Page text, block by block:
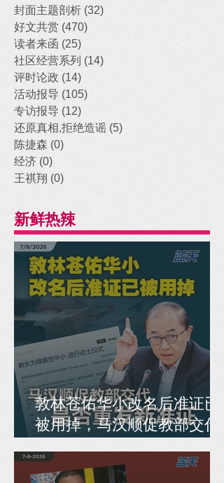
封面主题剖析 (32)
好文共赏 (470)
读者来函 (25)
社区经营系列 (14)
评时论政 (14)
活动报导 (105)
专访报导 (12)
还原真相,拒绝造谣 (5)
陈捷森 (0)
经济 (0)
王祺翔 (0)
新鲜热辣
敦林苍佑华小改名后准证已
被用掉，马汉顺促教部交代